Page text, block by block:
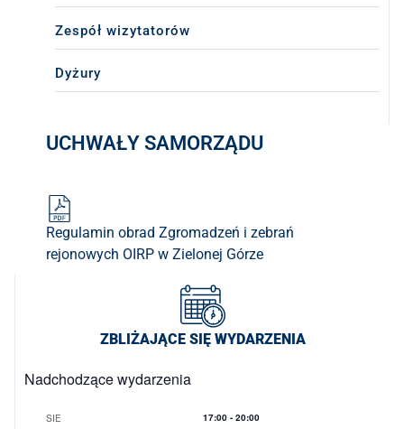
DLA RADCÓW
DLA APLIKANTÓW
KLUB SENIORA
NIEODPŁATNA POMOC
PRAWNA
GALERIA
Zespół wizytatorów
Dyżury
UCHWAŁY SAMORZĄDU
Regulamin obrad Zgromadzeń i zebrań
rejonowych OIRP w Zielonej Górze
ZBLIŻAJĄCE SIĘ WYDARZENIA
Nadchodzące wydarzenia
SIE 17:00 - 20:00